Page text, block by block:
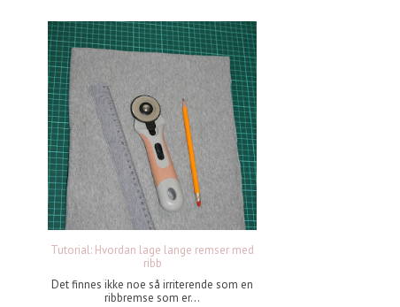
Tutorial: Hvordan lage lange remser med
ribb
Det finnes ikke noe så irriterende som en
ribbremse som er...